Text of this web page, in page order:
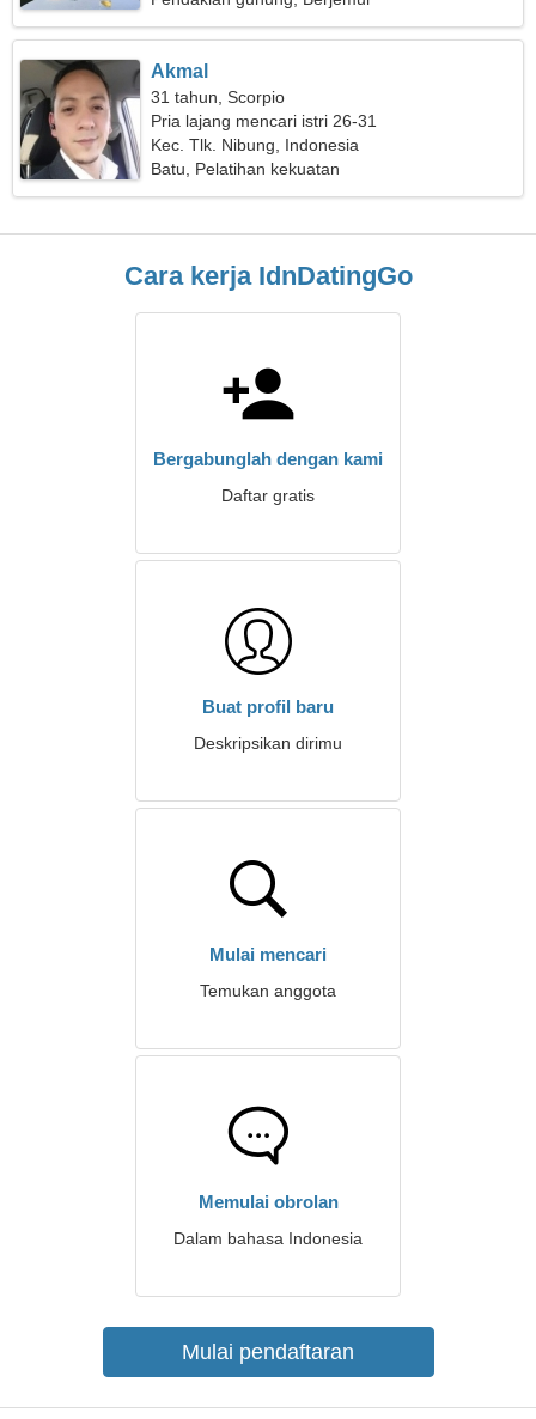
Akmal
31 tahun, Scorpio
Pria lajang mencari istri 26-31
Kec. Tlk. Nibung, Indonesia
Batu, Pelatihan kekuatan
Cara kerja IdnDatingGo
Bergabunglah dengan kami
Daftar gratis
Buat profil baru
Deskripsikan dirimu
Mulai mencari
Temukan anggota
Memulai obrolan
Dalam bahasa Indonesia
Mulai pendaftaran